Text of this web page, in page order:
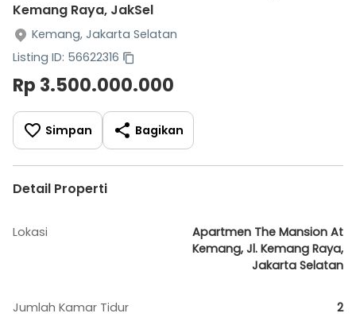
Kemang Raya, JakSel
Kemang, Jakarta Selatan
Listing ID: 56622316
Rp 3.500.000.000
Simpan Bagikan
Detail Properti
Lokasi
Apartmen The Mansion At
Kemang, Jl. Kemang Raya,
Jakarta Selatan
Jumlah Kamar Tidur 2